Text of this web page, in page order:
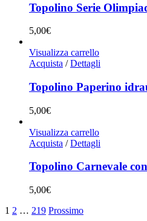
Topolino Serie
5,00€
Visualizza carrello
Acquista / Dettagli
Topolino Paperino
5,00€
Visualizza carrello
Acquista / Dettagli
Topolino Carnevale
5,00€
1 2 … 219 Prossimo